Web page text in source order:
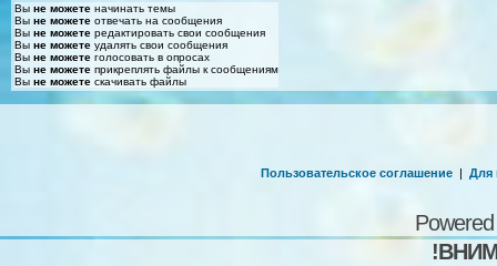
Вы не можете начинать темы
Вы не можете отвечать на сообщения
Вы не можете редактировать свои сообщения
Вы не можете удалять свои сообщения
Вы не можете голосовать в опросах
Вы не можете прикреплять файлы к сообщениям
Вы не можете скачивать файлы
Пользовательское соглашение | Для